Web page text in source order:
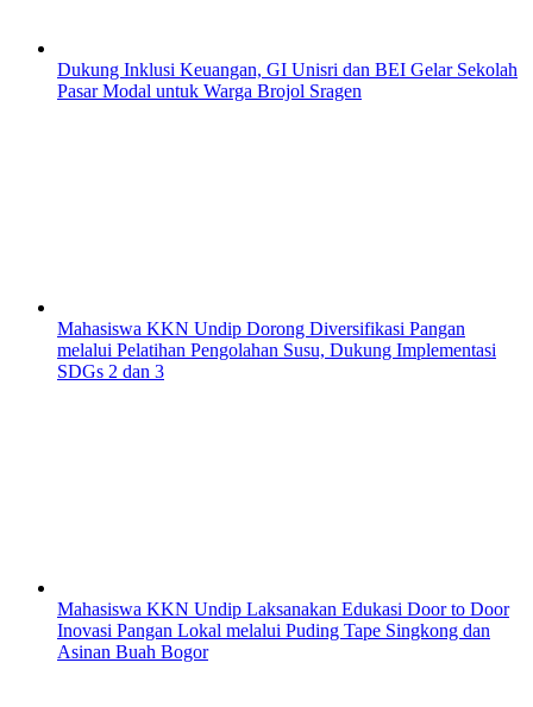
Dukung Inklusi Keuangan, GI Unisri dan BEI Gelar Sekolah
Pasar Modal untuk Warga Brojol Sragen
Mahasiswa KKN Undip Dorong Diversifikasi Pangan
melalui Pelatihan Pengolahan Susu, Dukung Implementasi
SDGs 2 dan 3
Mahasiswa KKN Undip Laksanakan Edukasi Door to Door
Inovasi Pangan Lokal melalui Puding Tape Singkong dan
Asinan Buah Bogor